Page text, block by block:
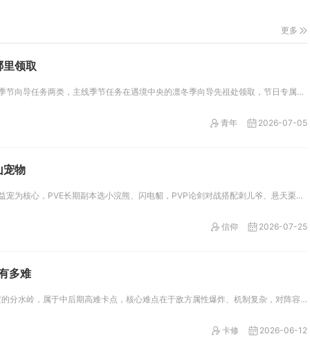
更多
里领取
光遇圣诞季分为常驻节日任务与季节向导任务两类，主线季节任务在遇境中央的凛冬季向导先祖处领取，节日专属交互任务需要前往禁阁...
青年 2026-07-05
宠物
华山门派挑选宠物优先以输出增益宠为核心，PVE长期副本选小浣熊、闪电貂，PVP论剑对战搭配刺儿爷、悬天栗，145级过渡期...
信仰 2026-07-25
多难
少年三国志2的100关是游戏难度的分水岭，属于中后期高难卡点，核心难点在于敌方属性爆炸、机制复杂，对阵容续航、控制链和爆...
卡修 2026-06-12